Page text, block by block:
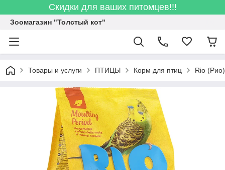
Скидки для ваших питомцев!!!
Зоомагазин "Толстый кот"
Товары и услуги ПТИЦЫ Корм для птиц Rio